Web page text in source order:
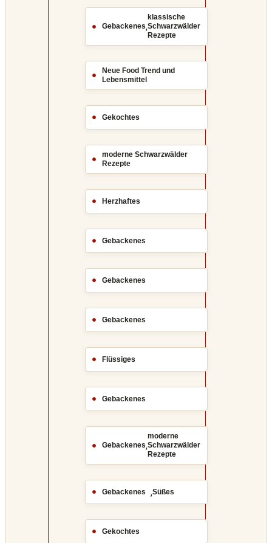
Gebackenes,
klassische
Schwarzwälder
Rezepte
Neue Food Trend und
Lebensmittel
Gekochtes
moderne Schwarzwälder
Rezepte
Herzhaftes
Gebackenes
Gebackenes
Gebackenes
Flüssiges
Gebackenes
Gebackenes,
moderne
Schwarzwälder
Rezepte
Gebackenes ,Süßes
Gekochtes